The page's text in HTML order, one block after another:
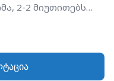
2-2 მიუთითებს
და
იძლევა. H